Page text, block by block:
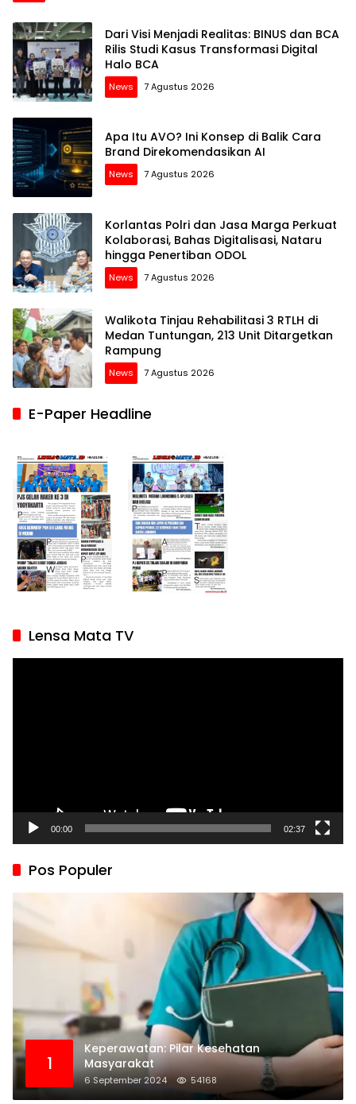
Dari Visi Menjadi Realitas: BINUS dan BCA
Rilis Studi Kasus Transformasi Digital
Halo BCA
News 7 Agustus 2026
Apa Itu AVO? Ini Konsep di Balik Cara
Brand Direkomendasikan AI
News 7 Agustus 2026
Korlantas Polri dan Jasa Marga Perkuat
Kolaborasi, Bahas Digitalisasi, Nataru
hingga Penertiban ODOL
News 7 Agustus 2026
Walikota Tinjau Rehabilitasi 3 RTLH di
Medan Tuntungan, 213 Unit Ditargetkan
Rampung
News 7 Agustus 2026
E-Paper Headline
Lensa Mata TV
00:00 02:37
Pos Populer
1
Keperawatan: Pilar Kesehatan
Masyarakat
6 September 2024 54168